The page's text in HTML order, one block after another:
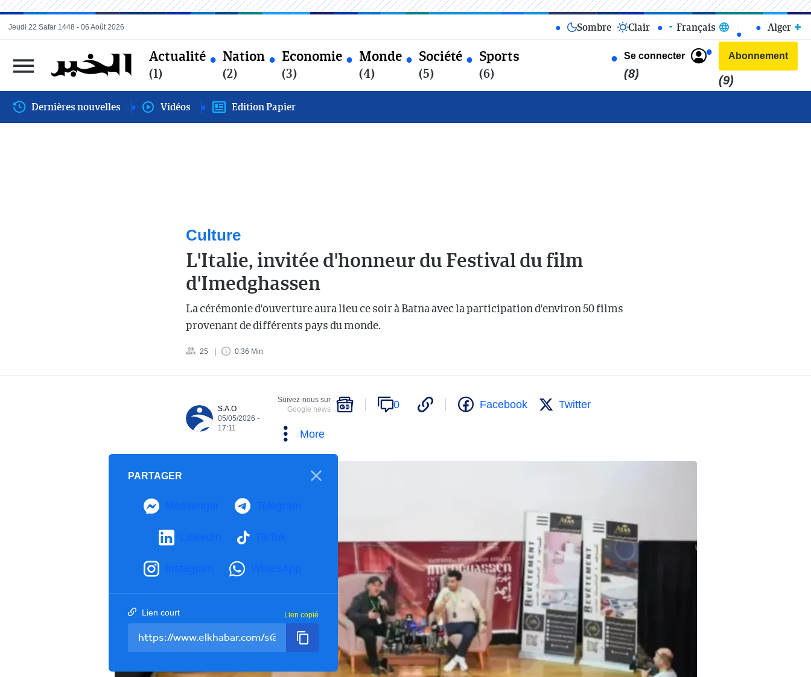
Actualité
(1)
Nation
(2)
Economie
(3)
Monde
(4)
Société
(5)
Sports
(6)
Se connecter
(8)
Abonnement
(9)
Jeudi 22 Safar 1448 - 06 Août 2026 Sombre Clair Français Alger
Dernières nouvelles Vidéos Edition Papier
Culture
L'Italie, invitée d'honneur du Festival du film
d'Imedghassen
La cérémonie d'ouverture aura lieu ce soir à Batna avec la participation d'environ 50 films
provenant de différents pays du monde.
25 0:36 Min
S.A.O
05/05/2026 -
17:11
Suivez-nous sur
Google news
0 Facebook Twitter
More
PARTAGER
Messenger Telegram
LinkedIn TikTok
Instagram WhatsApp
Lien court Lien copié